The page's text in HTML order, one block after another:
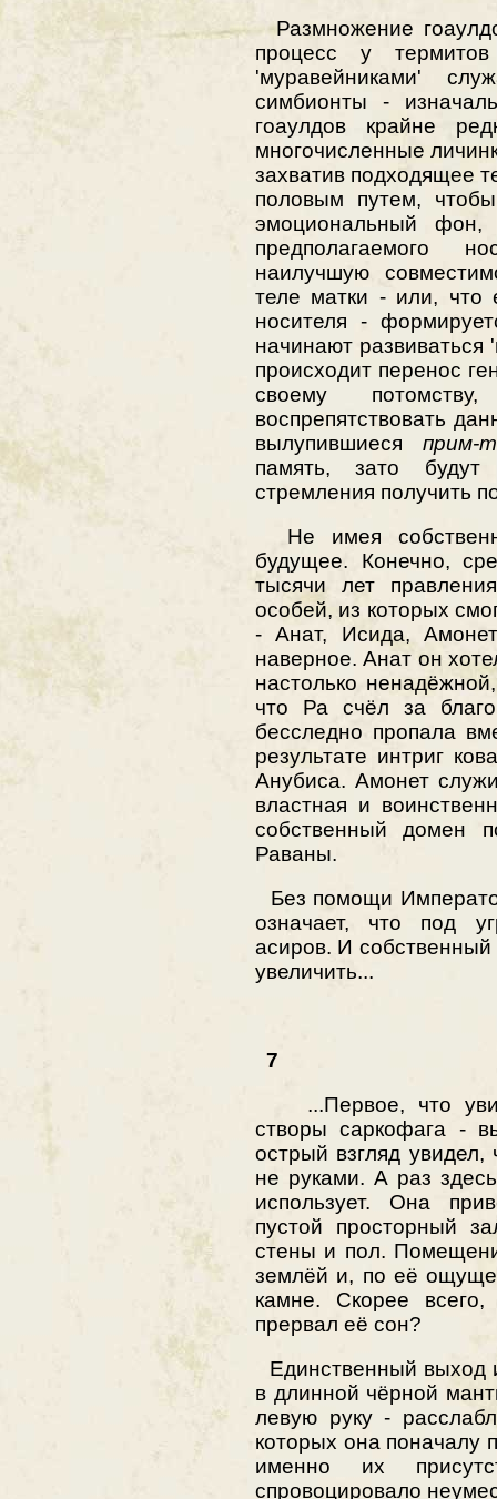
Размножение
процесс у
'муравейниками'
симбионты -
гоаулдов крайне
многочисленные
захватив подходящее
половым путем,
эмоциональный фон,
предполагаемого
наилучшую
теле матки - или, что
носителя -
начинают развиваться
происходит перенос
своему
воспрепятствовать
вылупившиесяприм-
память, зато
стремления получить
Не имея
будущее. Конечно,
тысячи лет
особей, из которых
- Анат, Исида,
наверное. Анат он
настолько
что Ра счёл за
бесследно пропала
результате интриг
Анубиса. Амонет
властная и
собственный домен
Раваны.
Без помощи
означает, что под
асиров. И
увеличить...
7
...Первое, что
створы саркофага -
острый взгляд
не руками. А раз
использует. Она
пустой просторный
стены и пол.
землёй и, по её
камне. Скорее
прервал её сон?
Единственный выход
в длинной чёрной
левую руку -
которых она
именно их
спровоцировало